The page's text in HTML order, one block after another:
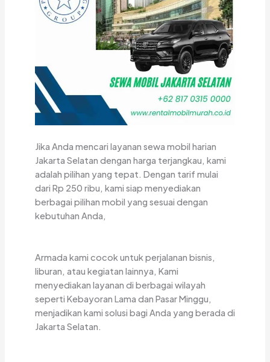
Jika Anda mencari layanan sewa mobil harian
Jakarta Selatan dengan harga terjangkau, kami
adalah pilihan yang tepat. Dengan tarif mulai
dari Rp 250 ribu, kami siap menyediakan
berbagai pilihan mobil yang sesuai dengan
kebutuhan Anda,
Armada kami cocok untuk perjalanan bisnis,
liburan, atau kegiatan lainnya, Kami
menyediakan layanan di berbagai wilayah
seperti Kebayoran Lama dan Pasar Minggu,
menjadikan kami solusi bagi Anda yang berada di
Jakarta Selatan.